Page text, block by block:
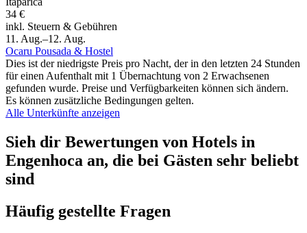
34 €
inkl. Steuern & Gebühren
11. Aug.–12. Aug.
Ocaru Pousada & Hostel
Dies ist der niedrigste Preis pro Nacht, der in den letzten 24 Stunden
für einen Aufenthalt mit 1 Übernachtung von 2 Erwachsenen
gefunden wurde. Preise und Verfügbarkeiten können sich ändern.
Es können zusätzliche Bedingungen gelten.
Alle Unterkünfte anzeigen
Sieh dir Bewertungen von Hotels in
Engenhoca an, die bei Gästen sehr beliebt
sind
Häufig gestellte Fragen